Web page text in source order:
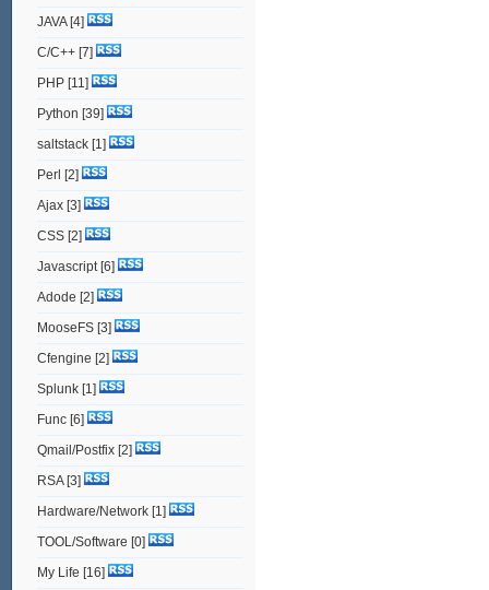
JAVA[4]
C/C++[7]
PHP[11]
Python [39]
saltstack[1]
Perl [2]
Ajax[3]
CSS[2]
Javascript[6]
Adode [2]
MooseFS[3]
Cfengine [2]
Splunk[1]
Func[6]
Qmail/Postfix[2]
RSA[3]
Hardware/Network[1]
TOOL/Software [0]
My Life [16]